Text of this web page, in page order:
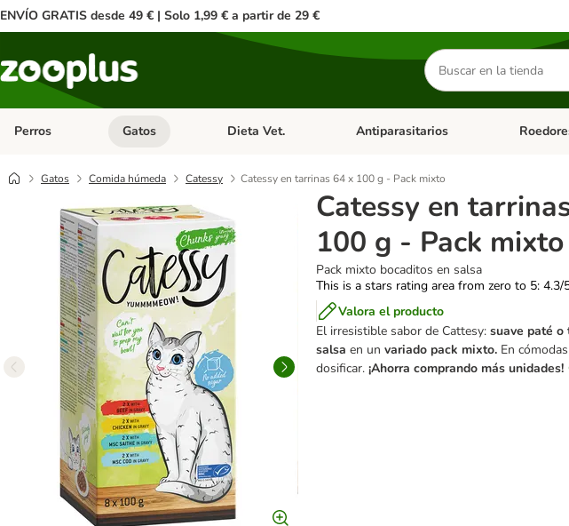
ENVÍO GRATIS desde 49 € | Solo 1,99 € a partir de 29 €
Buscar
productos
Perros Menú de categoria abierto: Perros
Gatos Menú de categoria abierto: Gatos
Dieta Vet. Menú de categoria abierto: Dieta Vet.
Antiparasitarios Menú de
Gatos Comida húmeda Catessy Catessy en tarrinas 64 x 100 g - Pack mixto
Catessy en
100 g - Pack mixto
Pack mixto bocaditos en salsa
This is a stars rating area from zero to 5: 4.3/
Valora el producto
El irresistible sabor de Cattesy: suave paté o
salsa en un variado pack mixto.En
dosificar. ¡Ahorra comprando más unidades!